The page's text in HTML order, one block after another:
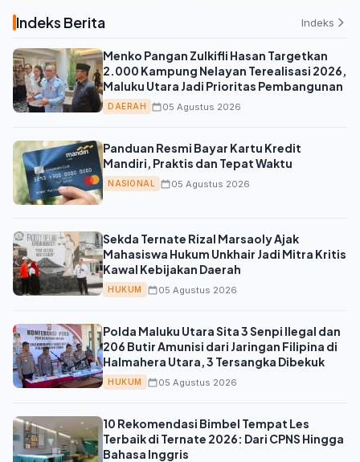
Indeks Berita Indeks
Menko Pangan Zulkifli Hasan Targetkan
2.000 Kampung Nelayan Terealisasi 2026,
Maluku Utara Jadi Prioritas Pembangunan
DAERAH 05 Agustus 2026
Panduan Resmi Bayar Kartu Kredit
Mandiri, Praktis dan Tepat Waktu
NASIONAL 05 Agustus 2026
Sekda Ternate Rizal Marsaoly Ajak
Mahasiswa Hukum Unkhair Jadi Mitra Kritis
Kawal Kebijakan Daerah
HUKUM 05 Agustus 2026
Polda Maluku Utara Sita 3 Senpi Ilegal dan
206 Butir Amunisi dari Jaringan Filipina di
Halmahera Utara, 3 Tersangka Dibekuk
HUKUM 05 Agustus 2026
10 Rekomendasi Bimbel Tempat Les
Terbaik di Ternate 2026: Dari CPNS Hingga
Bahasa Inggris